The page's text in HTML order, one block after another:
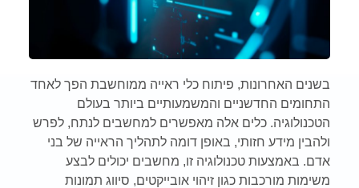
בשנים האחרונות, פיתוח כלי ראייה ממוחשבת הפך לאחד
התחומים החדשניים והמשמעותיים ביותר בעולם
הטכנולוגיה. כלים אלה מאפשרים למחשבים לנתח, לפרש
ולהבין מידע חזותי, באופן דומה לתהליך הראייה של בני
אדם. באמצעות טכנולוגיה זו, מחשבים יכולים לבצע
משימות מורכבות כגון זיהוי אובייקטים, סיווג תמונות